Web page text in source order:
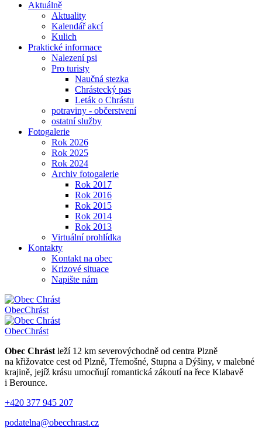
Aktuálně
Aktuality
Kalendář akcí
Kulich
Praktické informace
Nalezení psi
Pro turisty
Naučná stezka
Chrástecký pas
Leták o Chrástu
potraviny - občerstvení
ostatní služby
Fotogalerie
Rok 2026
Rok 2025
Rok 2024
Archiv fotogalerie
Rok 2017
Rok 2016
Rok 2015
Rok 2014
Rok 2013
Virtuální prohlídka
Kontakty
Kontakt na obec
Krizové situace
Napište nám
ObecChrást
ObecChrást
Obec Chrást leží 12 km severovýchodně od centra Plzně
na křižovatce cest od Plzně, Třemošné, Stupna a Dýšiny, v malebné
krajině, jejíž krásu umocňují romantická zákoutí na řece Klabavě
i Berounce.
+420 377 945 207
podatelna@obecchrast.cz